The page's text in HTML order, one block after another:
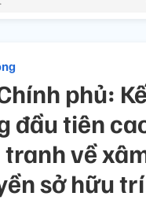
phủ:
đầu tiên
về
sở hữu